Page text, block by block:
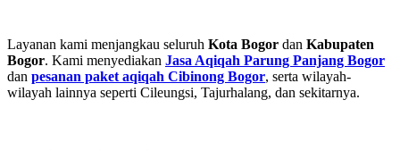
Layanan kami menjangkau seluruh Kota Bogor dan Kabupaten
Bogor. Kami menyediakan Jasa Aqiqah Parung Panjang Bogor
dan pesanan paket aqiqah Cibinong Bogor, serta wilayah-
wilayah lainnya seperti Cileungsi, Tajurhalang, dan sekitarnya.